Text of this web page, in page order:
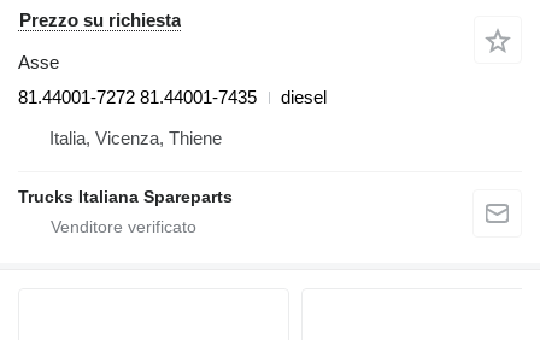
Prezzo su richiesta
Asse
81.44001-7272 81.44001-7435
diesel
Italia, Vicenza, Thiene
Trucks Italiana Spareparts